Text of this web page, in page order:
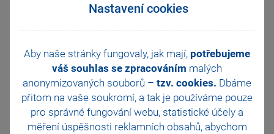
Nastavení cookies
Aby naše stránky fungovaly, jak mají, potřebujeme
váš souhlas se zpracováním malých
anonymizovaných souborů – tzv. cookies. Dbáme
přitom na vaše soukromí, a tak je používáme pouze
pro správné fungování webu, statistické účely a
měření úspěšnosti reklamních obsahů, abychom
Jak v aplikaci mPohoda pracovat s výdajovými
pokladními doklady?